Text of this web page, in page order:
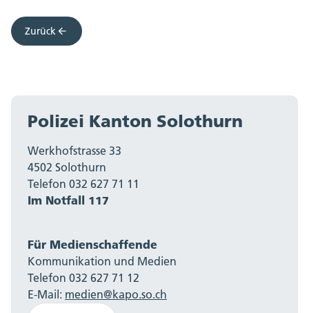
Zurück
Polizei Kanton Solothurn
Werkhofstrasse 33
4502 Solothurn
Telefon 032 627 71 11
Im Notfall 117
Für Medienschaffende
Kommunikation und Medien
Telefon 032 627 71 12
E-Mail: medien@kapo.so.ch